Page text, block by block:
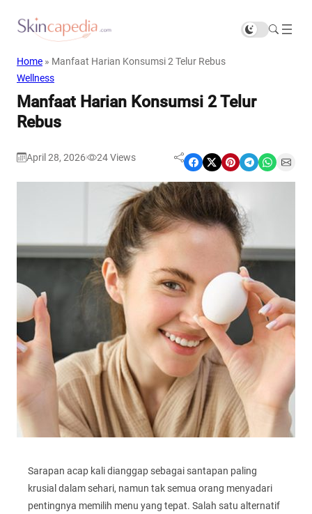
Home » Manfaat Harian Konsumsi 2 Telur Rebus
Wellness
Manfaat Harian Konsumsi 2 Telur
Rebus
April 28, 2026 24Views Share on Facebook Share on X Share on Pinterest Share on Telegram Share on WhatsApp Share on Email
Sarapan acap kali dianggap sebagai santapan paling
krusial dalam sehari, namun tak semua orang menyadari
pentingnya memilih menu yang tepat. Salah satu alternatif